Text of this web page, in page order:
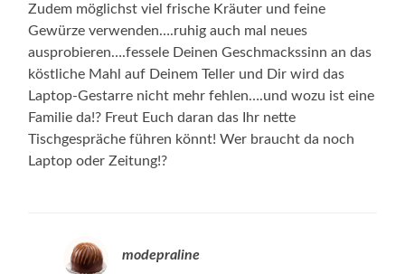
Zudem möglichst viel frische Kräuter und feine
Gewürze verwenden….ruhig auch mal neues
ausprobieren….fessele Deinen Geschmackssinn an das
köstliche Mahl auf Deinem Teller und Dir wird das
Laptop-Gestarre nicht mehr fehlen….und wozu ist eine
Familie da!? Freut Euch daran das Ihr nette
Tischgespräche führen könnt! Wer braucht da noch
Laptop oder Zeitung!?
modepraline